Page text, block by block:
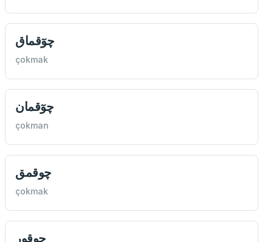
چوٓقماق
çokmak
چوٓقمان
çokman
چوقمق
çokmak
چوقور